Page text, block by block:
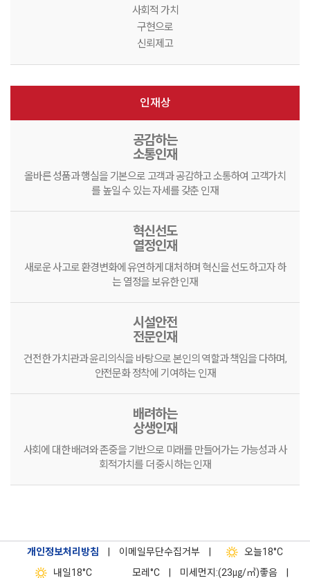
사회적 가치
구현으로
신뢰제고
인재상
공감하는
소통인재
올바른 성품과 행실을 기본으로 고객과 공감하고 소통하여 고객가치
를 높일 수 있는 자세를 갖춘 인재
혁신선도
열정인재
새로운 사고로 환경변화에 유연하게 대처하며 혁신을 선도하고자 하
는 열정을 보유한 인재
시설안전
전문인재
건전한 가치관과 윤리의식을 바탕으로 본인의 역할과 책임을 다하며,
안전문화 정착에 기여하는 인재
배려하는
상생인재
사회에 대한 배려와 존중을 기반으로 미래를 만들어가는 가능성과 사
회적가치를 더 중시하는 인재
개인정보처리방침 이메일무단수집거부 오늘18°C
내일18°C 모레 °C 미세먼지:(23㎍/㎥)좋음